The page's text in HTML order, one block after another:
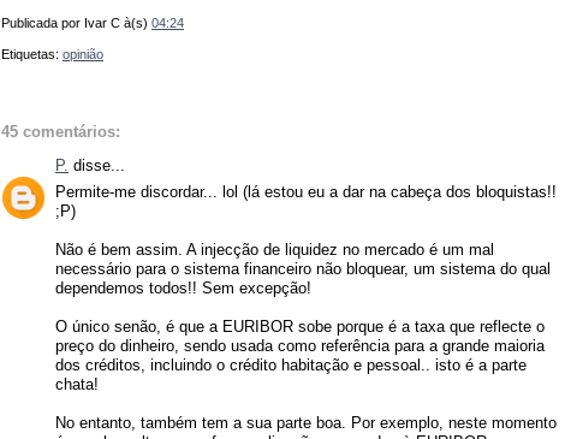
Publicada por Ivar C à(s) 04:24
Etiquetas: opinião
45 comentários:
P. disse...
Permite-me discordar... lol (lá estou eu a dar na cabeça dos bloquistas!!
;P)
Não é bem assim. A injecção de liquidez no mercado é um mal
necessário para o sistema financeiro não bloquear, um sistema do qual
dependemos todos!! Sem excepção!
O único senão, é que a EURIBOR sobe porque é a taxa que reflecte o
preço do dinheiro, sendo usada como referência para a grande maioria
dos créditos, incluindo o crédito habitação e pessoal.. isto é a parte
chata!
No entanto, também tem a sua parte boa. Por exemplo, neste momento